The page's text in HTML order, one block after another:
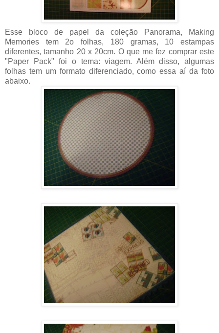
Esse bloco de papel da coleção Panorama, Making
Memories tem 2o folhas, 180 gramas, 10 estampas
diferentes, tamanho 20 x 20cm. O que me fez comprar este
"Paper Pack" foi o tema: viagem. Além disso, algumas
folhas tem um formato diferenciado, como essa aí da foto
abaixo.